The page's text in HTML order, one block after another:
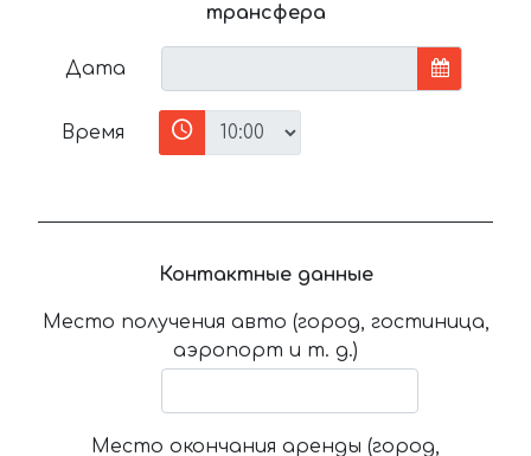
трансфера
Дата
Время
Контактные данные
Место получения авто (город, гостиница,
аэропорт и т. д.)
Место окончания аренды (город,